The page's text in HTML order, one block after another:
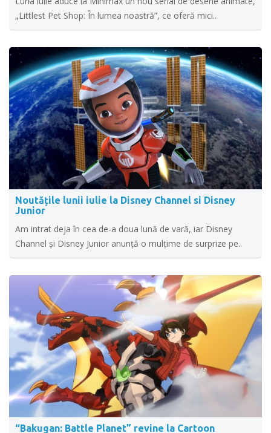
„Littlest Pet Shop: În lumea noastră”, ce oferă mici..
Noutățile lunii iulie la Disney Channel si Disney
Junior
Am intrat deja în cea de-a doua lună de vară, iar Disney
Channel și Disney Junior anunță o mulțime de surprize pe..
“Bakugan: Battle Planet” revine la Cartoon